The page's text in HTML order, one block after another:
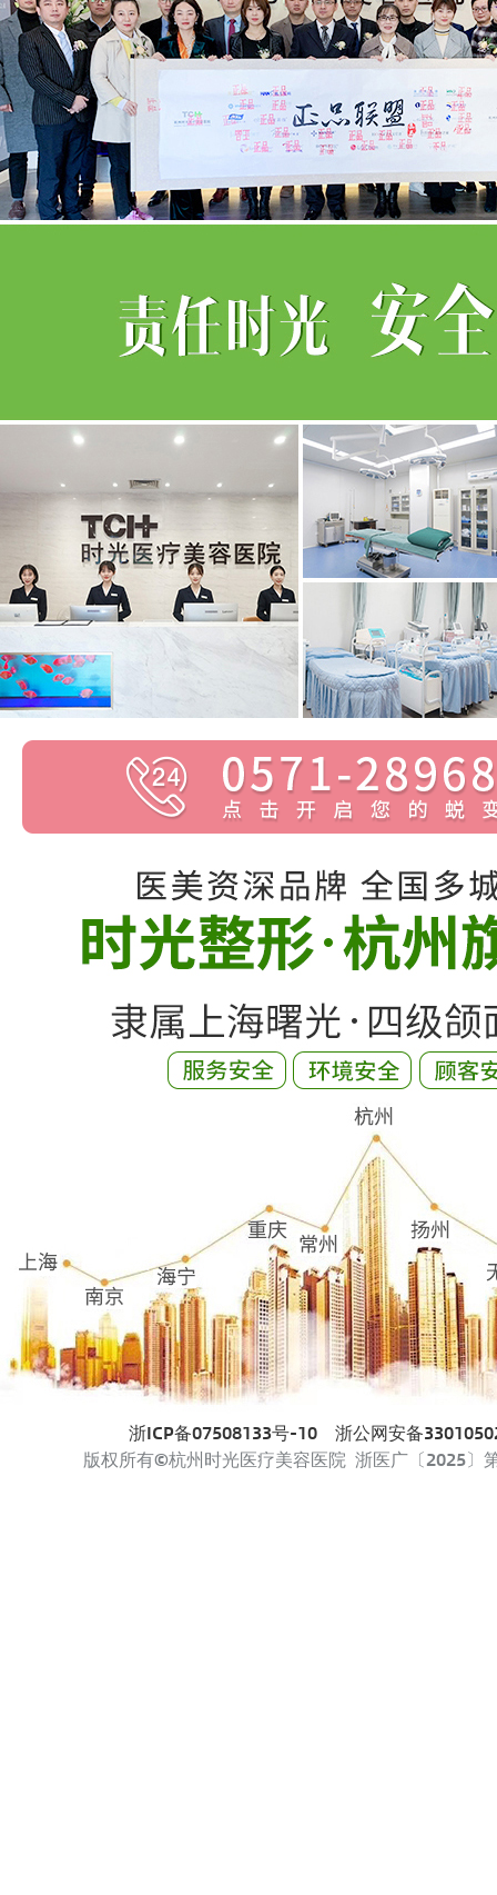
浙ICP备07508133号-10
浙公网安备
版权所有©杭州时光医疗美容医院 浙医广〔2025〕